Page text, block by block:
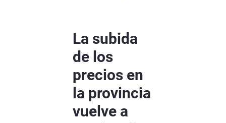
La subida
de los
precios en
la provincia
vuelve a